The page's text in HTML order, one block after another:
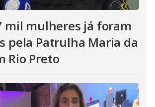
mil mulheres já foram
pela Patrulha Maria da
Rio Preto